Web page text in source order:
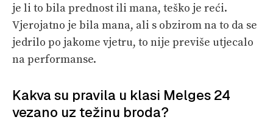
je li to bila prednost ili mana, teško je reći.
Vjerojatno je bila mana, ali s obzirom na to da se
jedrilo po jakome vjetru, to nije previše utjecalo
na performanse.
Kakva su pravila u klasi Melges 24
vezano uz težinu broda?